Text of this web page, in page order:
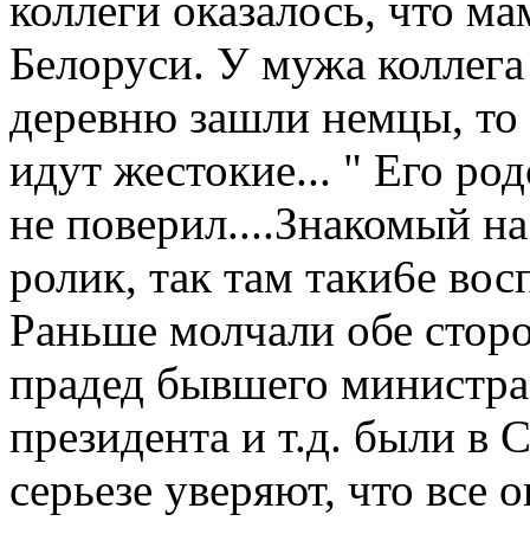
Белоруси. У мужа коллега
деревню зашли немцы, то
идут жестокие... " Его
не поверил....Знакомый
ролик, так там таки6е
Раньше молчали обе
прадед бывшего
президента и т.д. были
серьезе уверяют, что все